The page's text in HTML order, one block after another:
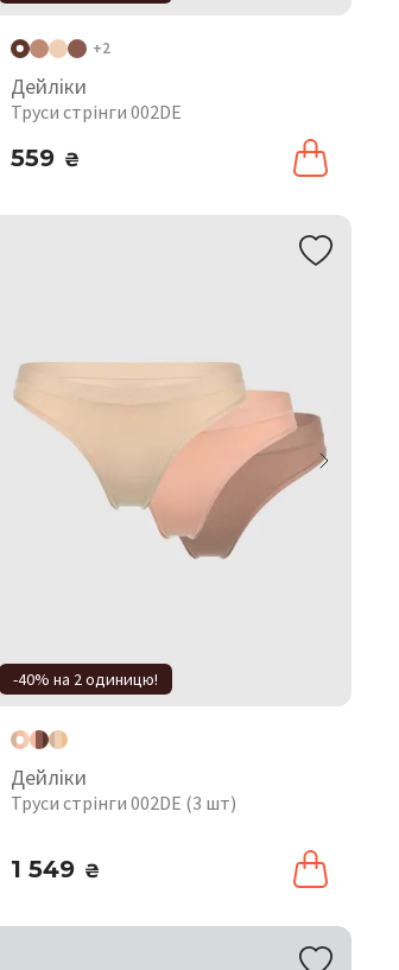
+2
Дейліки
Труси стрінги 002DE
559 ₴
-40% на 2 одиницю!
Дейліки
Труси стрінги 002DE (3 шт)
1 549 ₴